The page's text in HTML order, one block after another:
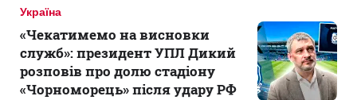
Україна
«Чекатимемо на висновки
служб»: президент УПЛ Дикий
розповів про долю стадіону
«Чорноморець» після удару РФ